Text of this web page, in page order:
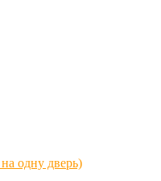
одну дверь)